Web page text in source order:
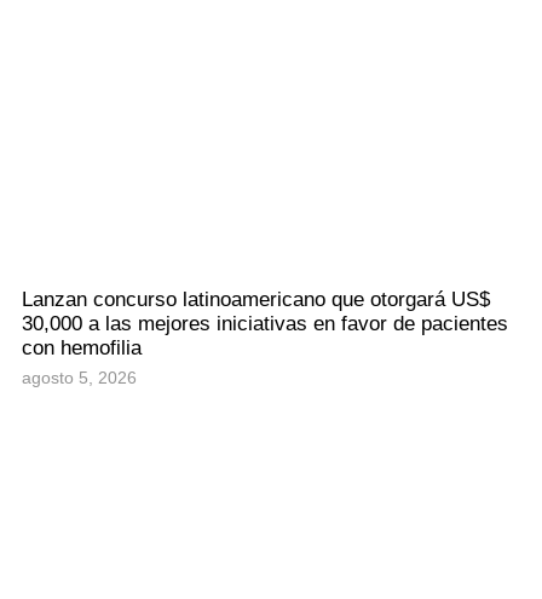
Lanzan concurso latinoamericano que otorgará US$
30,000 a las mejores iniciativas en favor de pacientes
con hemofilia
agosto 5, 2026